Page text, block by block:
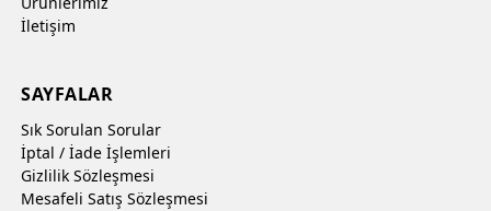
İletişim
SAYFALAR
Sık Sorulan Sorular
İptal / İade İşlemleri
Gizlilik Sözleşmesi
Mesafeli Satış Sözleşmesi